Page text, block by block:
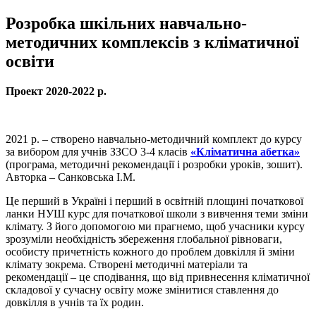
Розробка шкільних навчально-
методичних комплексів з кліматичної
освіти
Проект 2020-2022 р.
2021 р. – створено навчально-методичний комплект до курсу
за вибором для учнів ЗЗСО 3-4 класів «Кліматична абетка»
(програма, методичні рекомендації і розробки уроків, зошит).
Авторка – Санковська І.М.
Це перший в Україні і перший в освітній площині початкової
ланки НУШ курс для початкової школи з вивчення теми зміни
клімату. З його допомогою ми прагнемо, щоб учасники курсу
зрозуміли необхідність збереження глобальної рівноваги,
особисту причетність кожного до проблем довкілля й зміни
клімату зокрема. Створені методичні матеріали та
рекомендації – це сподівання, що від привнесення кліматичної
складової у сучасну освіту може змінитися ставлення до
довкілля в учнів та їх родин.